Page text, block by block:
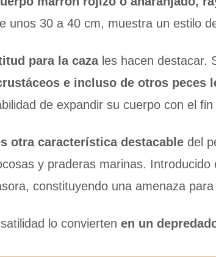
unos 30 a 40 cm, muestra un estilo
para la cazales hacen destacar.
e incluso de otros peces
de expandir su cuerpo con el
otra característica destacable del
y praderas marinas.
constituyendo una amenaza
lo convierten en un